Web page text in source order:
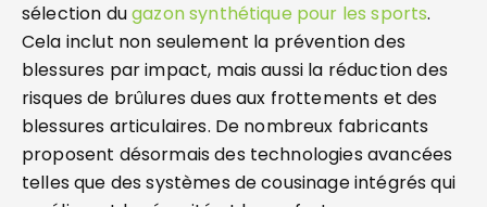
sélection dugazon synthétique pour les sports.
Cela inclut non seulement la prévention des
blessures par impact, mais aussi la réduction des
risques de brûlures dues aux frottements et des
blessures articulaires. De nombreux fabricants
proposent désormais des technologies avancées
telles que des systèmes de cousinage intégrés qui